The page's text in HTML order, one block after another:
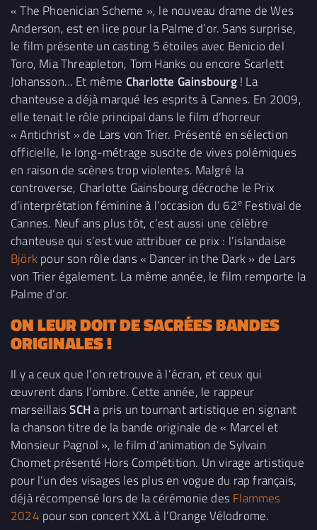
« The Phoenician Scheme », le nouveau drame de Wes
Anderson, est en lice pour la Palme d’or. Sans surprise,
le film présente un casting 5 étoiles avec Benicio del
Toro, Mia Threapleton, Tom Hanks ou encore Scarlett
Johansson… Et même Charlotte Gainsbourg! La
chanteuse a déjà marqué les esprits à Cannes. En 2009,
elle tenait le rôle principal dans le film d’horreur
« Antichrist » de Lars von Trier. Présenté en sélection
officielle, le long-métrage suscite de vives polémiques
en raison de scènes trop violentes. Malgré la
controverse, Charlotte Gainsbourg décroche le Prix
d’interprétation féminine à l’occasion du 62e Festival de
Cannes. Neuf ans plus tôt, c’est aussi une célèbre
chanteuse qui s’est vue attribuer ce prix : l’islandaise
Björk pour son rôle dans « Dancer in the Dark » de Lars
von Trier également. La même année, le film remporte la
Palme d’or.
ON LEUR DOIT DE SACRÉES BANDES
ORIGINALES !
Il y a ceux que l’on retrouve à l’écran, et ceux qui
œuvrent dans l’ombre. Cette année, le rappeur
marseillaisSCHa pris un tournant artistique en signant
la chanson titre de la bande originale de « Marcel et
Monsieur Pagnol », le film d’animation de Sylvain
Chomet présenté Hors Compétition. Un virage artistique
pour l’un des visages les plus en vogue du rap français,
déjà récompensé lors de la cérémonie des Flammes
2024 pour son concert XXL à l’Orange Vélodrome.